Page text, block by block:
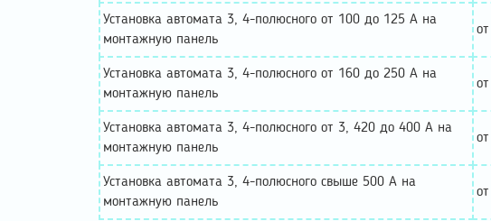
Установка автомата 3, 4-полюсного от 100 до 125 А на
монтажную панель
Установка автомата 3, 4-полюсного от 160 до 250 А на
монтажную панель
Установка автомата 3, 4-полюсного от 3, 420 до 400 А на
монтажную панель
Установка автомата 3, 4-полюсного свыше 500 А на
монтажную панель